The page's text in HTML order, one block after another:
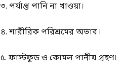
৩. পর্যাপ্ত পানি না খাওয়া।
৪. শারীরিক পরিশ্রমের অভাব।
৫. ফাস্টফুড ও কোমল পানীয় গ্রহণ।